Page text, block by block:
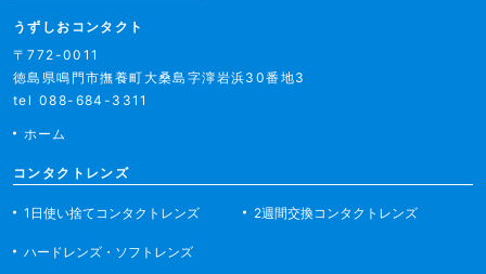
うずしおコンタクト
〒772-0011
徳島県鳴門市撫養町大桑島字濘岩浜30番地3
tel 088-684-3311
ホーム
コンタクトレンズ
1日使い捨てコンタクトレンズ 2週間交換コンタクトレンズ
ハードレンズ・ソフトレンズ